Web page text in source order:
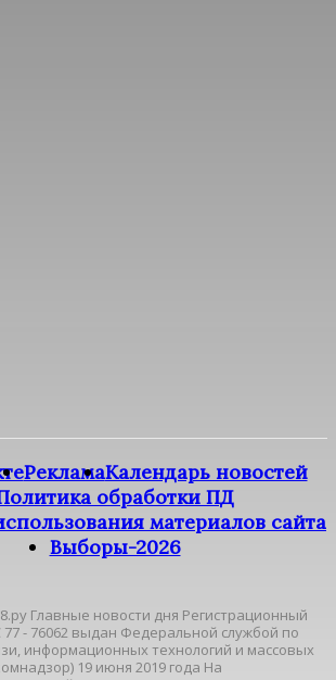
РекламаКалендарь новостей
обработки ПД
материалов сайта
Выборы-2026
Главные новости дня Регистрационный
- 76062 выдан Федеральной службой по
информационных технологий и массовых
19 июня 2019 года На